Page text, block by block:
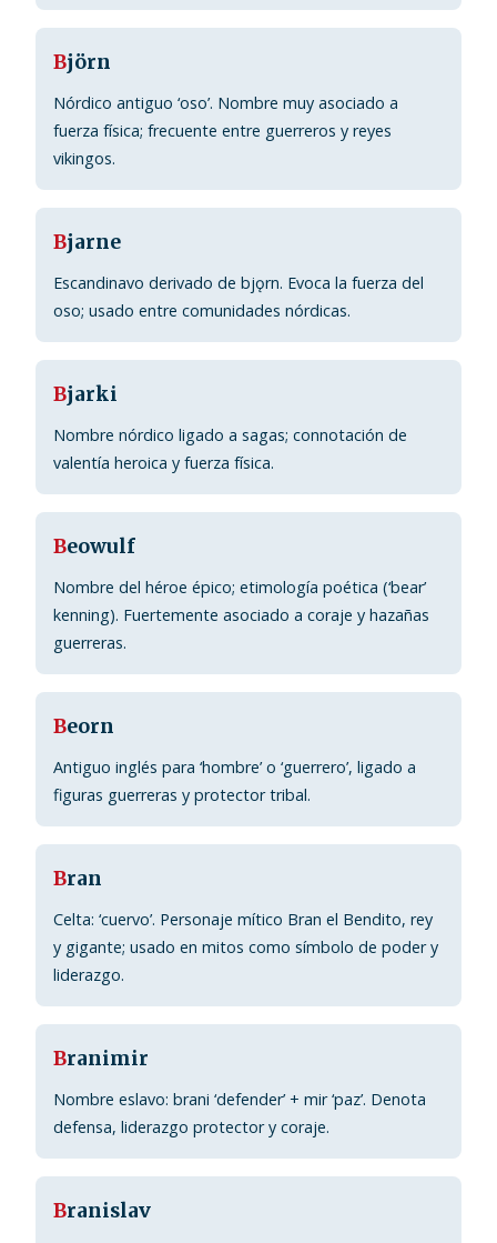
Björn
Nórdico antiguo ‘oso’. Nombre muy asociado a
fuerza física; frecuente entre guerreros y reyes
vikingos.
Bjarne
Escandinavo derivado de bjǫrn. Evoca la fuerza del
oso; usado entre comunidades nórdicas.
Bjarki
Nombre nórdico ligado a sagas; connotación de
valentía heroica y fuerza física.
Beowulf
Nombre del héroe épico; etimología poética (‘bear’
kenning). Fuertemente asociado a coraje y hazañas
guerreras.
Beorn
Antiguo inglés para ‘hombre’ o ‘guerrero’, ligado a
figuras guerreras y protector tribal.
Bran
Celta: ‘cuervo’. Personaje mítico Bran el Bendito, rey
y gigante; usado en mitos como símbolo de poder y
liderazgo.
Branimir
Nombre eslavo: brani ‘defender’ + mir ‘paz’. Denota
defensa, liderazgo protector y coraje.
Branislav